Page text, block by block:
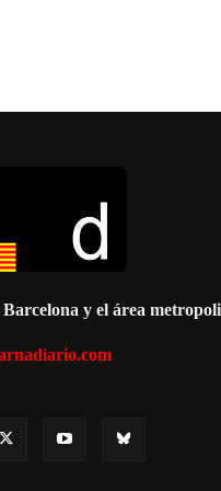
y el área